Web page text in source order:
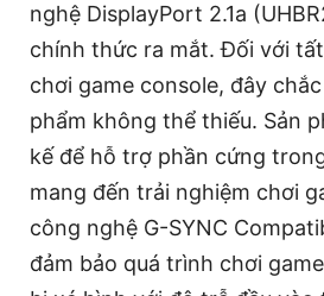
nghệ DisplayPort 2.1a
chính thức ra mắt. Đối với
chơi game console, đây
phẩm không thể thiếu. Sản
kế để hỗ trợ phần cứng
mang đến trải nghiệm chơi
công nghệ G-SYNC
đảm bảo quá trình chơi